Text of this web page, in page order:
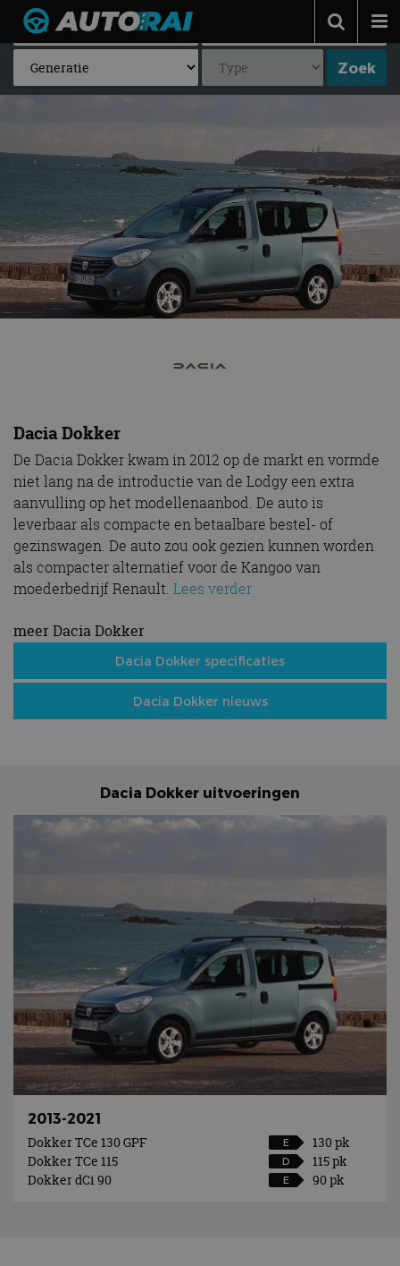
Autonieuws
Podcast
Automerken
Adverteren
Contact
MotorRAI.nl
Dacia Dokker
De Dacia Dokker kwam in 2012 op de markt en vormde
niet lang na de introductie van de Lodgy een extra
aanvulling op het modellenaanbod. De auto is
leverbaar als compacte en betaalbare bestel- of
gezinswagen. De auto zou ook gezien kunnen worden
als compacter alternatief voor de Kangoo van
moederbedrijf Renault. Lees verder
meer Dacia Dokker
Dacia Dokker specificaties
Dacia Dokker nieuws
Dacia Dokker uitvoeringen
2013-2021
Dokker TCe 130 GPF
E
130 pk
Dokker TCe 115
D
115 pk
Dokker dCi 90
E 90 pk